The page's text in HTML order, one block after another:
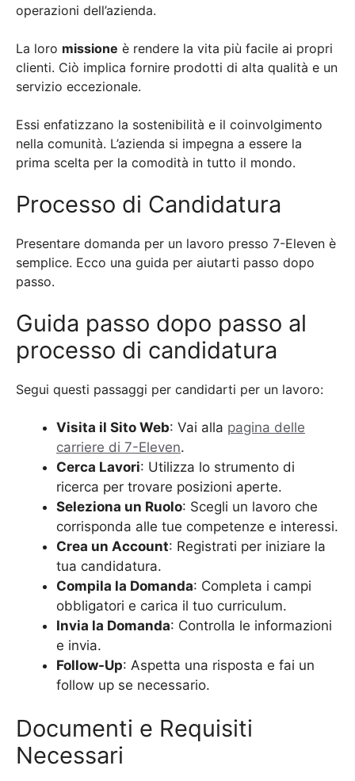
operazioni dell’azienda.
La loro missione è rendere la vita più facile ai propri
clienti. Ciò implica fornire prodotti di alta qualità e un
servizio eccezionale.
Essi enfatizzano la sostenibilità e il coinvolgimento
nella comunità. L’azienda si impegna a essere la
prima scelta per la comodità in tutto il mondo.
Processo di Candidatura
Presentare domanda per un lavoro presso 7-Eleven è
semplice. Ecco una guida per aiutarti passo dopo
passo.
Guida passo dopo passo al
processo di candidatura
Segui questi passaggi per candidarti per un lavoro:
Visita il Sito Web: Vai alla pagina delle
carriere di 7-Eleven.
Cerca Lavori: Utilizza lo strumento di
ricerca per trovare posizioni aperte.
Seleziona un Ruolo: Scegli un lavoro che
corrisponda alle tue competenze e interessi.
Crea un Account: Registrati per iniziare la
tua candidatura.
Compila la Domanda: Completa i campi
obbligatori e carica il tuo curriculum.
Invia la Domanda: Controlla le informazioni
e invia.
Follow-Up: Aspetta una risposta e fai un
follow up se necessario.
Documenti e Requisiti
Necessari